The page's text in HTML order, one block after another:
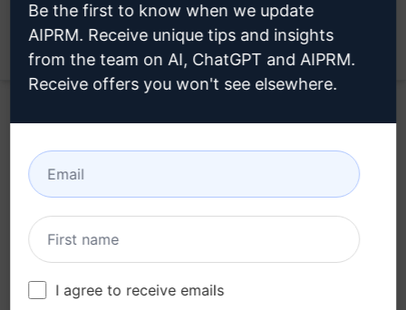
지금
를 사
용해 보세요.
1단계 : AIPRM 무료 다운로드
Be the first to know when we update
AIPRM. Receive unique tips and insights
from the team on AI, ChatGPT and AIPRM.
Receive offers you won't see elsewhere.
I agree to receive emails